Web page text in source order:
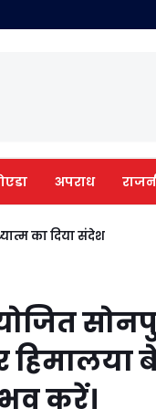
अपराध
का दिया संदेश
हिमालया
करें।